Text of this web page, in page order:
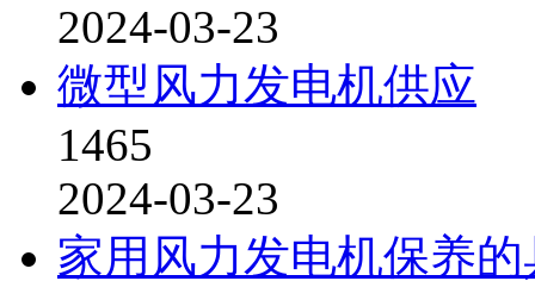
2024-03-23
微型风力发电机供应
1465
2024-03-23
家用风力发电机保养